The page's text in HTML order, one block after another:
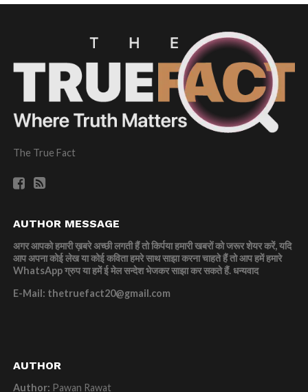
The True Fact
AUTHOR MESSAGE
अगर आपको हमारी ख़बरे अच्छी लगती हैं तो किर्पया हमारी खबरों को जरूर शेयर करें, यदि
आप अपना कोई लेख या कोई कविता हमरे साथ साझा करना चाहते हैं तो आप हमें हमारे
WhatsApp ग्रुप या हमें ई मेल सन्देश भेजकर साझा कर सकते हैं.धन्यवाद
E-Mail: thetruefact20@gmail.com
AUTHOR
Author: Pawan Rawat